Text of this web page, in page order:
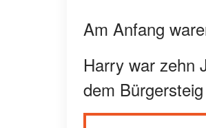
Am Anfang
Harry war zehn
dem